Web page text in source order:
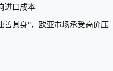
进口成本
其身"，欧亚市场承受高价压